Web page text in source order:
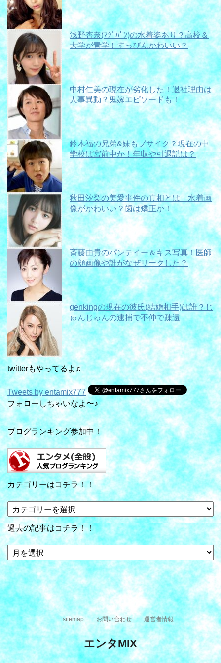
浅野杏奈(ﾏｼﾞﾊﾟﾝ)の水着姿あり？高校＆
大学が青学！すっぴんかわいい？
中村仁美の現在が劣化した！退社理由は
人事異動？鬼嫁エピソードも！
鈴木福の兄弟&妹もブサイク？現在の中
学校は宮前中か！年収や引退説は？
秋田汐梨の美愛事件の真相とは！水着画
像がかわいい？歯は矯正か！
斉藤由貴のパンテイー＆キス写真！医師
の顔画像や誰がなぜリークした？
genkingの現在の彼氏(結婚相手)は誰？じ
ゅんじゅんの逮捕で不仲で疎遠！
twitterもやってるよ♫
Tweets by entamix777
フォローしちゃいなよ〜♪
ブログランキング参加中！
カテゴリーはコチラ！！
カ
テ
ゴ
リ
ー
は
コ
チ
ラ！！
過去の記事はコチラ！！
過
去
の
記
事
は
コ
チ
ラ！！
sitemap お問い合わせ 運営者情報
エンタMIX